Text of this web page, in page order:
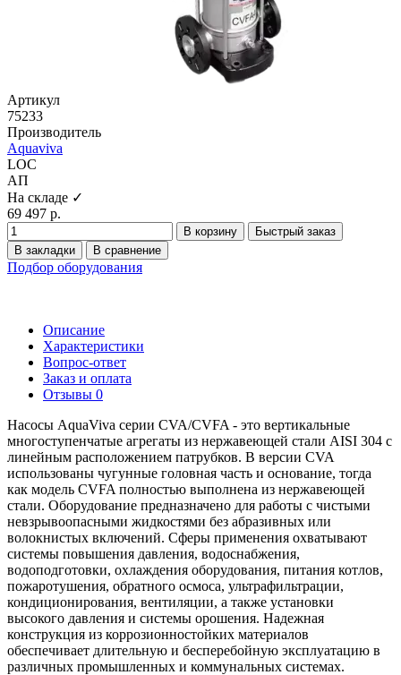
Артикул
75233
Производитель
Aquaviva
LOC
АП
На складе ✓
69 497 р.
В корзину
Быстрый заказ
В закладки
В сравнение
Подбор оборудования
Описание
Характеристики
Вопрос-ответ
Заказ и оплата
Отзывы 0
Насосы AquaViva серии CVA/CVFA - это вертикальные
многоступенчатые агрегаты из нержавеющей стали AISI 304 с
линейным расположением патрубков. В версии CVA
использованы чугунные головная часть и основание, тогда
как модель CVFA полностью выполнена из нержавеющей
стали. Оборудование предназначено для работы с чистыми
невзрывоопасными жидкостями без абразивных или
волокнистых включений. Сферы применения охватывают
системы повышения давления, водоснабжения,
водоподготовки, охлаждения оборудования, питания котлов,
пожаротушения, обратного осмоса, ультрафильтрации,
кондиционирования, вентиляции, а также установки
высокого давления и системы орошения. Надежная
конструкция из коррозионностойких материалов
обеспечивает длительную и бесперебойную эксплуатацию в
различных промышленных и коммунальных системах.